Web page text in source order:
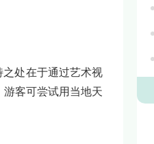
处在于通过艺术视
客可尝试用当地天